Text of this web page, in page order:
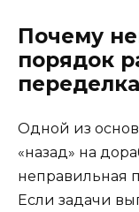
Почему
порядок
Одной из
«назад» на
неправильная
Если задачи